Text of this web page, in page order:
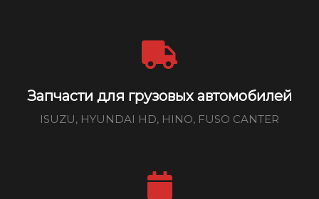
Запчасти для грузовых автомобилей
ISUZU, HYUNDAI HD, HINO, FUSO CANTER